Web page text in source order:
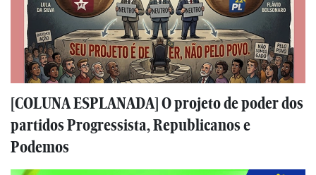
[COLUNA ESPLANADA] O projeto de poder dos
partidos Progressista, Republicanos e
Podemos